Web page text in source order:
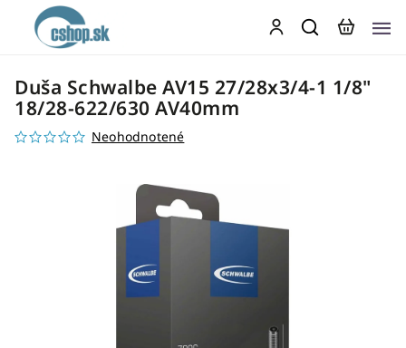
Duša Schwalbe AV15 27/28x3/4-1 1/8"
18/28-622/630 AV40mm
Neohodnotené